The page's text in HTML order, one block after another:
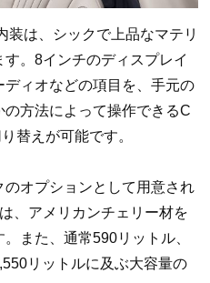
装は、シックで上品なマテリ
。8インチのディスプレイ
ィオなどの項目を、手元の
方法によって操作できるC
替えが可能です。
オプションとして用意され
、アメリカンチェリー材を
また、通常590リットル、
リットルに及ぶ大容量の